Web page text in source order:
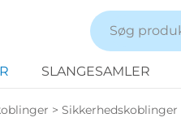
SLANGESAMLER
> Sikkerhedskoblinger